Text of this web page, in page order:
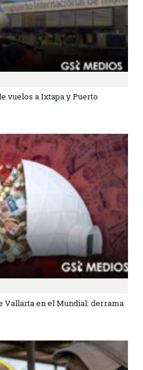
vuelos a Ixtapa y Puerto
Vallarta en el Mundial: derrama